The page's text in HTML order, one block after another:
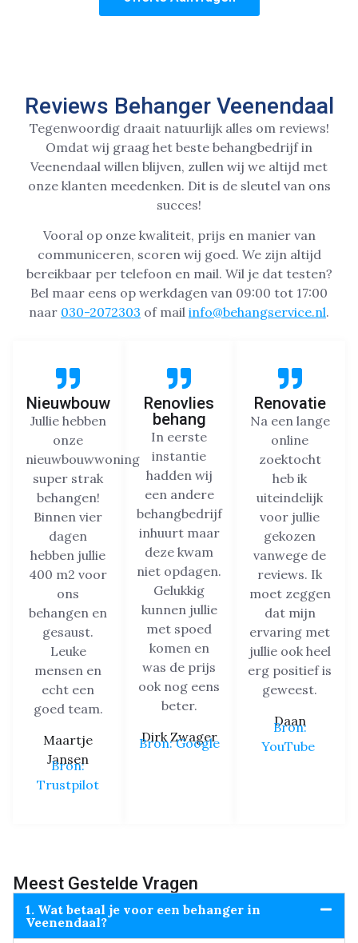
Reviews Behanger Veenendaal
Tegenwoordig draait natuurlijk alles om reviews!
Omdat wij graag het beste behangbedrijf in
Veenendaal willen blijven, zullen wij we altijd met
onze klanten meedenken. Dit is de sleutel van ons
succes!
Vooral op onze kwaliteit, prijs en manier van
communiceren, scoren wij goed. We zijn altijd
bereikbaar per telefoon en mail. Wil je dat testen?
Bel maar eens op werkdagen van 09:00 tot 17:00
naar 030-2072303 of mail info@behangservice.nl.
Nieuwbouw
Jullie hebben
onze
nieuwbouwwoning
super strak
behangen!
Binnen vier
dagen
hebben jullie
400 m2 voor
ons
behangen en
gesaust.
Leuke
mensen en
echt een
goed team.
Maartje
Jansen
Bron:
Trustpilot
Renovlies
behang
In eerste
instantie
hadden wij
een andere
behangbedrijf
inhuurt maar
deze kwam
niet opdagen.
Gelukkig
kunnen jullie
met spoed
komen en
was de prijs
ook nog eens
beter.
Dirk Zwager
Bron: Google
Renovatie
Na een lange
online
zoektocht
heb ik
uiteindelijk
voor jullie
gekozen
vanwege de
reviews. Ik
moet zeggen
dat mijn
ervaring met
jullie ook heel
erg positief is
geweest.
Daan
Bron:
YouTube
Meest Gestelde Vragen
1. Wat betaal je voor een behanger in
Veenendaal?